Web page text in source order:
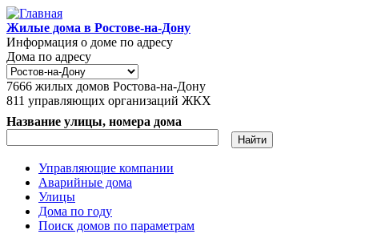
Перейти к основному содержанию
Жилые дома в Ростове-на-Дону
Информация о доме по адресу
Дома по адресу
7666 жилых домов Ростова-на-Дону
811 управляющих организаций ЖКХ
Название улицы, номера дома
Главное меню
Управляющие компании
Аварийные дома
Улицы
Дома по году
Поиск домов по параметрам